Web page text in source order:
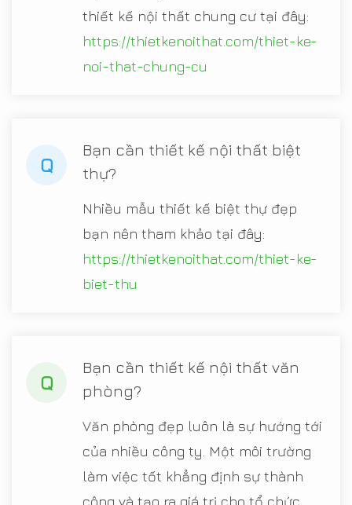
thiết kế nội thất chung cư tại đây:
https://thietkenoithat.com/thiet-ke-
noi-that-chung-cu
Q
Bạn cần thiết kế nội thất biệt
thự?
Nhiều mẫu thiết kế biệt thự đẹp
bạn nên tham khảo tại đây:
https://thietkenoithat.com/thiet-ke-
biet-thu
Q
Bạn cần thiết kế nội thất văn
phòng?
Văn phòng đẹp luôn là sự hướng tới
của nhiều công ty. Một môi trường
làm việc tốt khẳng định sự thành
công và tạo ra giá trị cho tổ chức.